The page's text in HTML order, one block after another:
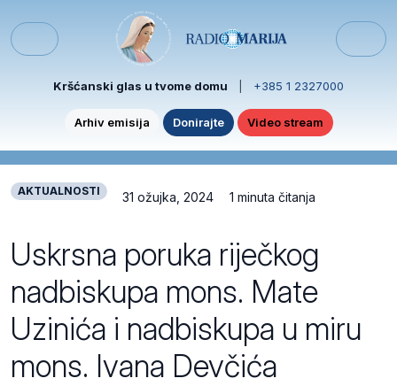
Menu
Kršćanski glas u tvome domu +385 1 2327000
Arhiv emisija Donirajte Video stream
AKTUALNOSTI 31 ožujka, 2024 1 minuta čitanja
Uskrsna poruka riječkog
nadbiskupa mons. Mate
Uzinića i nadbiskupa u miru
mons. Ivana Devčića